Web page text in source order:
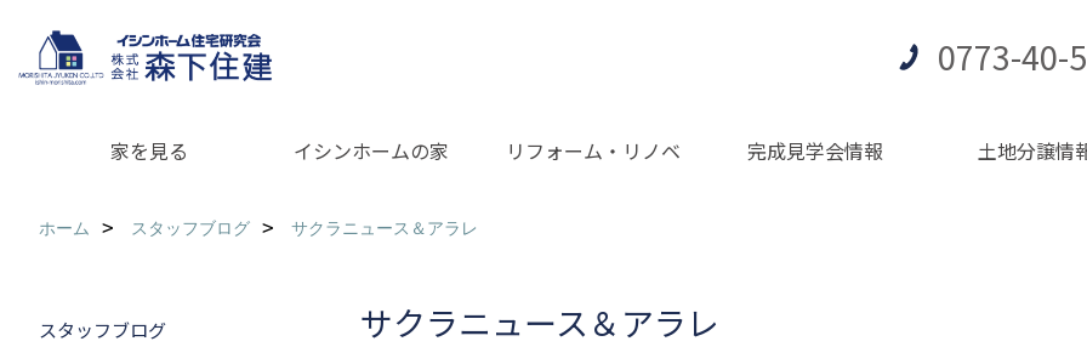
0773-40-
家を見る イシンホームの家 リフォーム・リノベ 完成見学会情報 土地分譲情
ホーム スタッフブログ サクラニュース＆アラレ
サクラニュース＆アラレ
スタッフブログ